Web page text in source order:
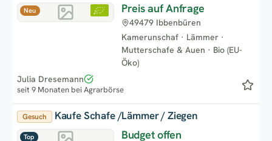
Neu Preis auf Anfrage
Kamerunschaf · Lämmer ·
Mutterschafe & Auen · Bio (EU-
Öko)
49479 Ibbenbüren
Julia Dresemann
seit 9 Monaten bei Agrarbörse
Top
Gesuch Kaufe Schafe /Lämmer / Ziegen
Budget offen